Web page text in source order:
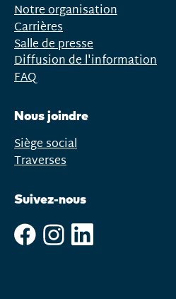
Notre organisation
Carrières
Salle de presse
Diffusion de l'information
FAQ
Nous joindre
Siège social
Traverses
Suivez-nous